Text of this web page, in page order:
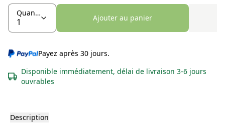
Quantité
Ajouter au panier
Payez après 30 jours.
Disponible immédiatement, délai de livraison 3-6 jours
ouvrables
Description